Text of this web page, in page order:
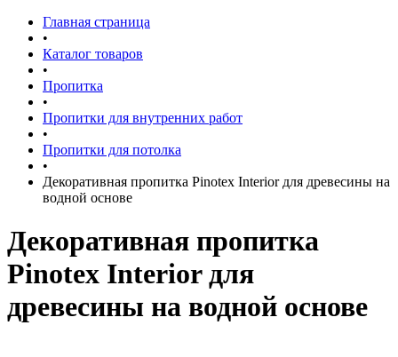
Главная страница
•
Каталог товаров
•
Пропитка
•
Пропитки для внутренних работ
•
Пропитки для потолка
•
Декоративная пропитка Pinotex Interior для древесины на
водной основе
Декоративная пропитка
Pinotex Interior для
древесины на водной основе